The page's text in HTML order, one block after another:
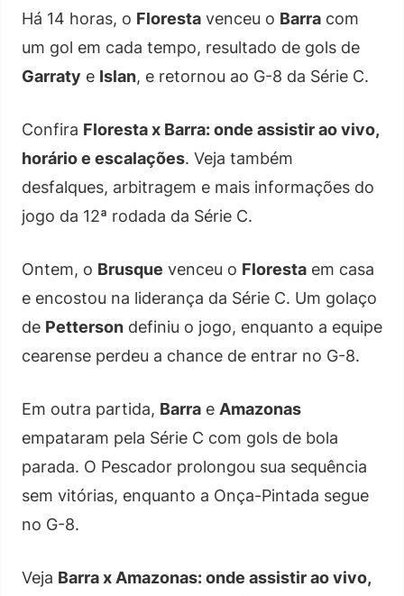
Há 14 horas, o Floresta venceu o Barra com
um gol em cada tempo, resultado de gols de
Garraty e Islan, e retornou ao G-8 da Série C.
Confira Floresta x Barra: onde assistir ao vivo,
horário e escalações. Veja também
desfalques, arbitragem e mais informações do
jogo da 12ª rodada da Série C.
Ontem, o Brusque venceu o Floresta em casa
e encostou na liderança da Série C. Um golaço
de Petterson definiu o jogo, enquanto a equipe
cearense perdeu a chance de entrar no G-8.
Em outra partida, Barra e Amazonas
empataram pela Série C com gols de bola
parada. O Pescador prolongou sua sequência
sem vitórias, enquanto a Onça-Pintada segue
no G-8.
Veja Barra x Amazonas: onde assistir ao vivo,